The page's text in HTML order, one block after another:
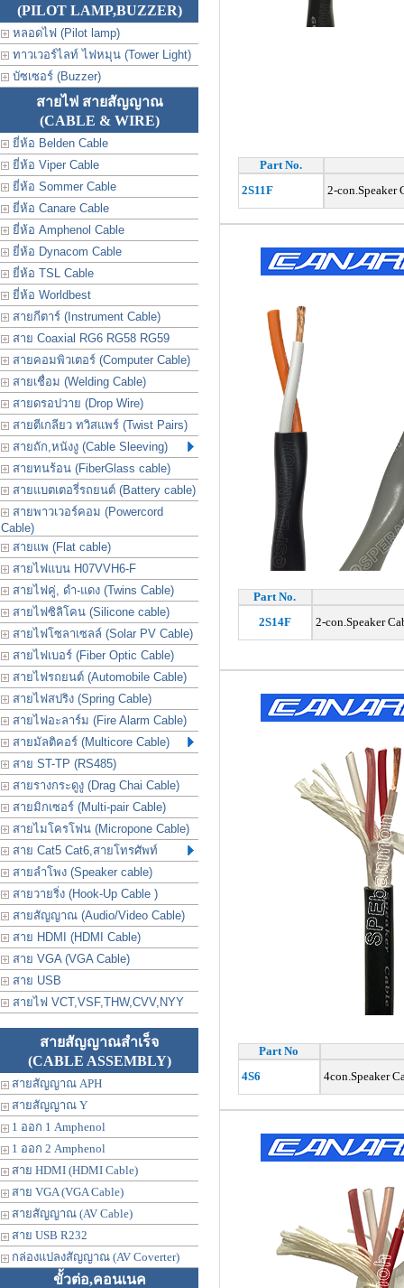
(PILOT LAMP,BUZZER)
หลอดไฟ (Pilot lamp)
ทาวเวอร์ไลท์ ไฟหมุน (Tower Light)
บัซเซอร์ (Buzzer)
สายไฟ สายสัญญาณ
(CABLE & WIRE)
ยี่ห้อ Belden Cable
ยี่ห้อ Viper Cable
ยี่ห้อ Sommer Cable
ยี่ห้อ Canare Cable
ยี่ห้อ Amphenol Cable
ยี่ห้อ Dynacom Cable
ยี่ห้อ TSL Cable
ยี่ห้อ Worldbest
สายกีตาร์ (Instrument Cable)
สาย Coaxial RG6 RG58 RG59
สายคอมพิวเตอร์ (Computer Cable)
สายเชื่อม (Welding Cable)
สายดรอปวาย (Drop Wire)
สายตีเกลียว ทวิสแพร์ (Twist Pairs)
สายถัก,หนังงู (Cable Sleeving)
สายทนร้อน (FiberGlass cable)
สายแบตเตอรี่รถยนต์ (Battery cable)
สายพาวเวอร์คอม (Powercord
Cable)
สายแพ (Flat cable)
สายไฟแบน H07VVH6-F
สายไฟคู่, ดำ-แดง (Twins Cable)
สายไฟซิลิโคน (Silicone cable)
สายไฟโซลาเซลล์ (Solar PV Cable)
สายไฟเบอร์ (Fiber Optic Cable)
สายไฟรถยนต์ (Automobile Cable)
สายไฟสปริง (Spring Cable)
สายไฟอะลาร์ม (Fire Alarm Cable)
สายมัลติคอร์ (Multicore Cable)
สาย ST-TP (RS485)
สายรางกระดูงู (Drag Chai Cable)
สายมิกเซอร์ (Multi-pair Cable)
สายไมโครโฟน (Micropone Cable)
สาย Cat5 Cat6,สายโทรศัพท์
สายลำโพง (Speaker cable)
สายวายริ่ง (Hook-Up Cable )
สายสัญญาณ (Audio/Video Cable)
สาย HDMI (HDMI Cable)
สาย VGA (VGA Cable)
สาย USB
สายไฟ VCT,VSF,THW,CVV,NYY
สายสัญญาณสำเร็จ
(CABLE ASSEMBLY)
สายสัญญาณ APH
สายสัญญาณ Y
1 ออก 1 Amphenol
1 ออก 2 Amphenol
สาย HDMI (HDMI Cable)
สาย VGA (VGA Cable)
สายสัญญาณ (AV Cable)
สาย USB R232
กล่องแปลงสัญญาณ (AV Coverter)
ขั้วต่อ,คอนเนค
Part No.
2S11F
2-con.Speaker
Part No.
2S14F
2-con.Speaker
Part No
4S6
4con.Speaker